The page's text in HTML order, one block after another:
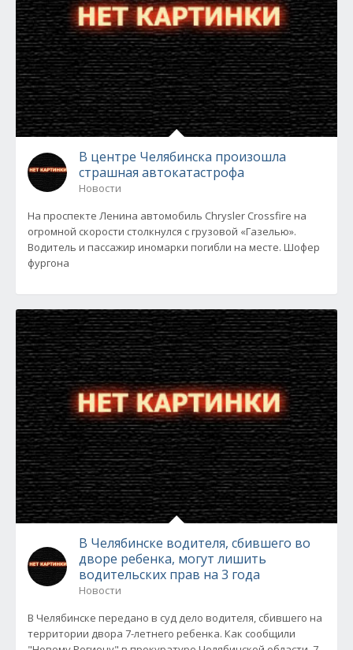
В центре Челябинска произошла
страшная автокатастрофа
Новости
На проспекте Ленина автомобиль Chrysler Crossfire на
огромной скорости столкнулся с грузовой «Газелью».
Водитель и пассажир иномарки погибли на месте. Шофер
фургона
В Челябинске водителя, сбившего во
дворе ребенка, могут лишить
водительских прав на 3 года
Новости
В Челябинске передано в суд дело водителя, сбившего на
территории двора 7-летнего ребенка. Как сообщили